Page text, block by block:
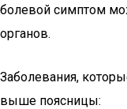
болевой симптом
органов.
Заболевания,
выше поясницы: